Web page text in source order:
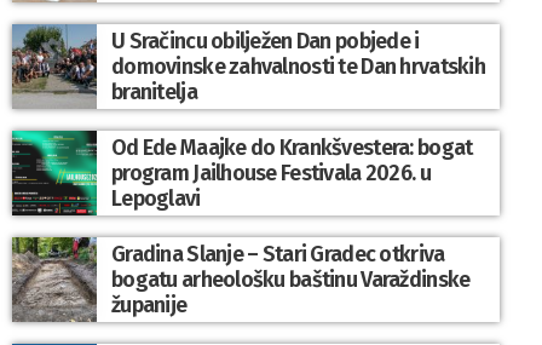
U Sračincu obilježen Dan pobjede i
domovinske zahvalnosti te Dan hrvatskih
branitelja
Od Ede Maajke do Krankšvestera: bogat
program Jailhouse Festivala 2026. u
Lepoglavi
Gradina Slanje – Stari Gradec otkriva
bogatu arheološku baštinu Varaždinske
županije